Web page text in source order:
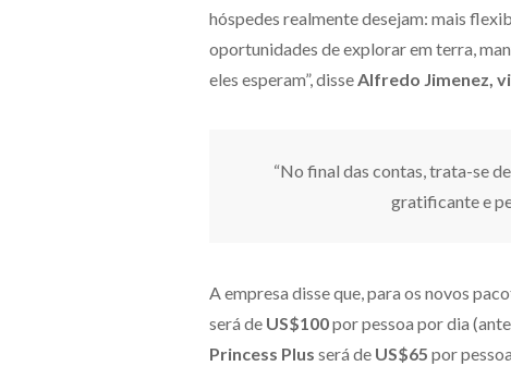
hóspedes realmente desejam: mais
oportunidades de explorar em terra,
eles esperam”, disseAlfredo Jimenez,
“No final das contas, trata-se
gratificante e
A empresa disse que, para os novos
será de US$100por pessoa por dia
Princess Plus será de US$65 por